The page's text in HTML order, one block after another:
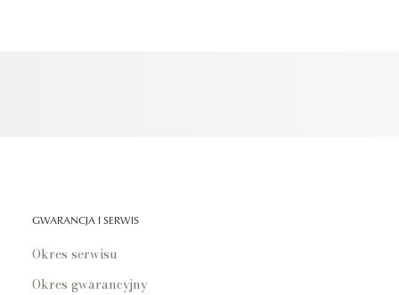
GWARANCJA I SERWIS
Okres serwisu
Okres gwarancyjny